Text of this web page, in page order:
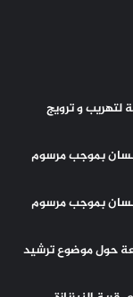
لتهريب و ترويج
بموجب مرسوم
بموجب مرسوم
حول موضوع ترشيد